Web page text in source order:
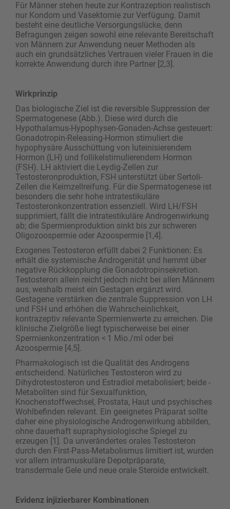
Für Männer stehen heute zur Kontrazeption realistisch
nur Kondom und Vasektomie zur Verfügung. Damit
besteht eine deutliche Versorgungslücke, denn
Befragungen zeigen sowohl eine relevante Bereitschaft
von Männern zur Anwendung neuer Methoden als
auch ein grundsätzliches Vertrauen vieler Frauen in die
korrekte Anwendung durch ihre Partner [2,3].
Wirkprinzip
Das biologische Ziel ist die reversible Suppression der
Spermatogenese (Abb.). Diese wird durch die
Hypothalamus-Hypophysen-Gonaden-Achse gesteuert:
Gonadotropin-Releasing-Hormon stimuliert die
hypophysäre Ausschüttung von luteinisierendem
Hormon (LH) und follikelstimulierendem Hormon
(FSH). LH aktiviert die Leydig-Zellen zur
Testosteronproduktion, FSH unterstützt über Sertoli-
Zellen die Keimzellreifung. Für die Spermatogenese ist
besonders die sehr hohe intratestikuläre
Testosteronkonzentration essenziell. Wird LH/FSH
supprimiert, fällt die intratestikuläre Androgenwirkung
ab; die Spermienproduktion sinkt bis zur schweren
Oligozoospermie oder Azoospermie [1,4].
Exogenes Testosteron erfüllt dabei 2 Funktionen: Es
erhält die systemische Androgenität und hemmt über
negative Rückkopplung die Gonadotropinsekretion.
Testosteron allein reicht jedoch nicht bei allen Männern
aus, weshalb meist ein Gestagen ergänzt wird.
Gestagene verstärken die zentrale Suppression von LH
und FSH und erhöhen die Wahrscheinlichkeit,
kontrazeptiv relevante Spermienwerte zu erreichen. Die
klinische Zielgröße liegt typischerweise bei einer
Spermienkonzentration < 1 Mio./ml oder bei
Azoospermie [4,5].
Pharmakologisch ist die Qualität des Androgens
entscheidend. Natürliches Testosteron wird zu
Dihydrotestosteron und Estradiol metabolisiert; beide ­
Metaboliten sind für Sexualfunktion,
Knochenstoffwechsel, Prostata, Haut und psychisches
Wohlbefinden relevant. Ein geeignetes Präparat sollte
daher eine physiologische Androgenwirkung abbilden,
ohne dauerhaft supraphysiologische Spiegel zu
erzeugen [1]. Da unverändertes orales Testosteron
durch den First-Pass-Metabolismus limitiert ist, wurden
vor allem intramuskuläre Depotpräparate,
transdermale Gele und neue orale Steroide entwickelt.
Evidenz injizierbarer Kombinationen